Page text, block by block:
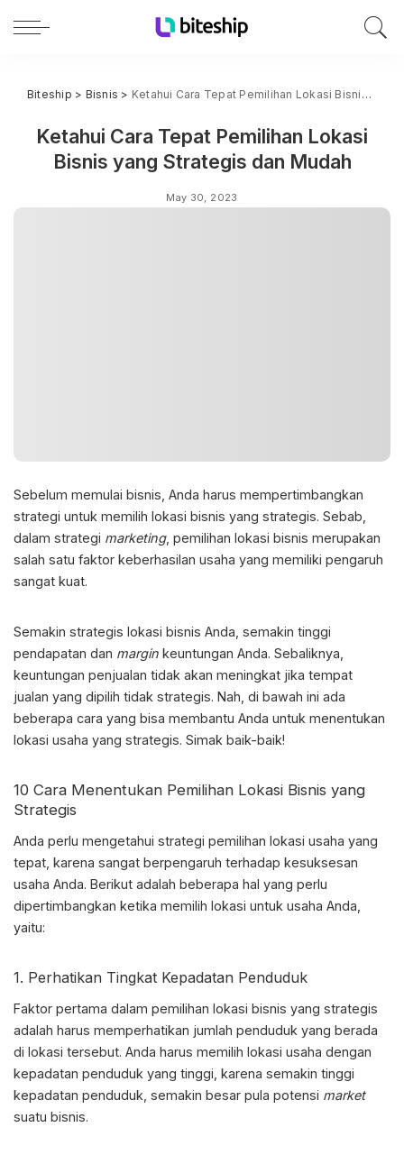
Biteship > Bisnis > Ketahui Cara Tepat Pemilihan Lokasi Bisnis yang Strategis dan Mudah
Ketahui Cara Tepat Pemilihan Lokasi
Bisnis yang Strategis dan Mudah
May 30, 2023
Sebelum memulai bisnis, Anda harus mempertimbangkan
strategi untuk memilih lokasi bisnis yang strategis. Sebab,
dalam strategi marketing, pemilihan lokasi bisnis merupakan
salah satu faktor keberhasilan usaha yang memiliki pengaruh
sangat kuat.
Semakin strategis lokasi bisnis Anda, semakin tinggi
pendapatan dan margin keuntungan Anda. Sebaliknya,
keuntungan penjualan tidak akan meningkat jika tempat
jualan yang dipilih tidak strategis. Nah, di bawah ini ada
beberapa cara yang bisa membantu Anda untuk menentukan
lokasi usaha yang strategis. Simak baik-baik!
10 Cara Menentukan Pemilihan Lokasi Bisnis yang
Strategis
Anda perlu mengetahui strategi pemilihan lokasi usaha yang
tepat, karena sangat berpengaruh terhadap kesuksesan
usaha Anda. Berikut adalah beberapa hal yang perlu
dipertimbangkan ketika memilih lokasi untuk usaha Anda,
yaitu:
1. Perhatikan Tingkat Kepadatan Penduduk
Faktor pertama dalam pemilihan lokasi bisnis yang strategis
adalah harus memperhatikan jumlah penduduk yang berada
di lokasi tersebut. Anda harus memilih lokasi usaha dengan
kepadatan penduduk yang tinggi, karena semakin tinggi
kepadatan penduduk, semakin besar pula potensi market
suatu bisnis.